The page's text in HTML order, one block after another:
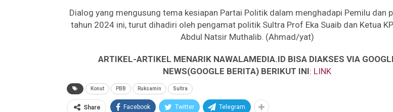
Dialog yang mengusung tema kesiapan Partai Politik dalam menghadapi Pemilu dan
tahun 2024 ini, turut dihadiri oleh pengamat politik Sultra Prof Eka Suaib dan Ketua
Abdul Natsir Muthalib. (Ahmad/yat)
ARTIKEL-ARTIKEL MENARIK NAWALAMEDIA.ID BISA DIAKSES VIA
NEWS(GOOGLE BERITA) BERIKUT INI: LINK
Konut PBB Ruksamin Sultra
Share Facebook Twitter Telegram